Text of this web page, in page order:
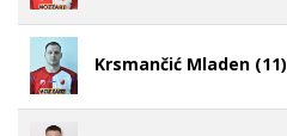
Krsmančić Mladen (11)